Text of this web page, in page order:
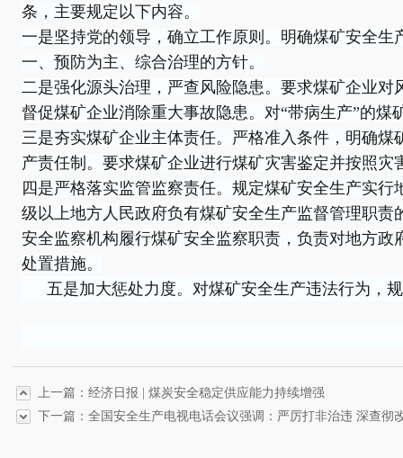
条，主要规定以下内容。
一是坚持党的领导，确立工作原则。明确煤矿安全
一、预防为主、综合治理的方针。
二是强化源头治理，严查风险隐患。要求煤矿企业
督促煤矿企业消除重大事故隐患。对“带病生产”的
三是夯实煤矿企业主体责任。严格准入条件，明确
产责任制。要求煤矿企业进行煤矿灾害鉴定并按照灾
四是严格落实监管监察责任。规定煤矿安全生产实
级以上地方人民政府负有煤矿安全生产监督管理职
安全监察机构履行煤矿安全监察职责，负责对地方
处置措施。
五是加大惩处力度。对煤矿安全生产违法行为，
上一篇：经济日报 | 煤炭安全稳定供应能力持续增强
下一篇：全国安全生产电视电话会议强调：严厉打非治违 深查彻